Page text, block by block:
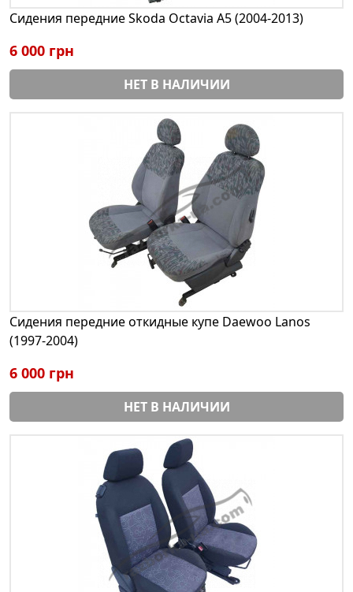
Сидения передние Skoda Octavia A5 (2004-2013)
6 000 грн
НЕТ В НАЛИЧИИ
Сидения передние откидные купе Daewoo Lanos
(1997-2004)
6 000 грн
НЕТ В НАЛИЧИИ